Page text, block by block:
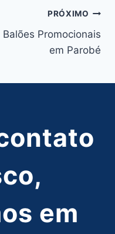
PRÓXIMO
Balões Promocionais
em Parobé
em